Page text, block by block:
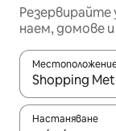
Резервирайте
наем, домове
Когато
Настаняване